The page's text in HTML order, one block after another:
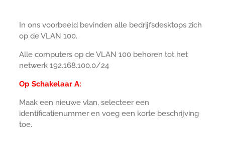
In ons voorbeeld bevinden alle bedrijfsdesktops zich
op de VLAN 100.
Alle computers op de VLAN 100 behoren tot het
netwerk 192.168.100.0/24
Op Schakelaar A:
Maak een nieuwe vlan, selecteer een
identificatienummer en voeg een korte beschrijving
toe.